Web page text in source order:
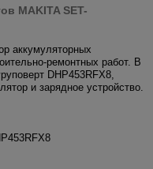
MAKITA SET-
аккумуляторных
ремонтных работ. В
DHP453RFX8,
и зарядное устройство.